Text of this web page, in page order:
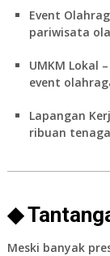
Event
pariwisata
UMKM Lokal
event
Lapangan
ribuan
◆
Meski banyak